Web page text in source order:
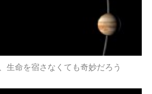
生命を宿さなくても奇妙だろう